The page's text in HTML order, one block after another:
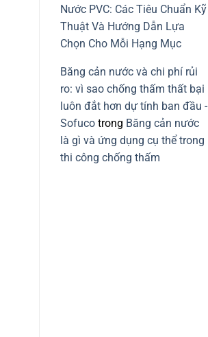
Nước PVC: Các Tiêu Chuẩn Kỹ
Thuật Và Hướng Dẫn Lựa
Chọn Cho Mỗi Hạng Mục
Băng cản nước và chi phí rủi
ro: vì sao chống thấm thất bại
luôn đắt hơn dự tính ban đầu -
Sofucotrong Băng cản nước
là gì và ứng dụng cụ thể trong
thi công chống thấm